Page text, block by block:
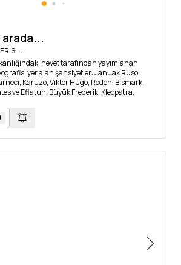
arada...
heyet tarafından yayımlanan
yer alan şahsiyetler: Jan Jak Ruso,
Karuzo, Viktor Hugo, Roden, Bismark,
ve Eflatun, Büyük Frederik, Kleopatra,
Tolstoy, Cemaleddin Afgani, Namık
Lenin, Lord Nordklif, Ahmet Midhat Efendi,
Markoni, Midhat Paşa, Tevfik Fikret,
Froyd, Danton ve Robespiyer.